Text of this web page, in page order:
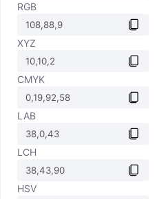
RGB
XYZ
CMYK
LAB
LCH
HSV